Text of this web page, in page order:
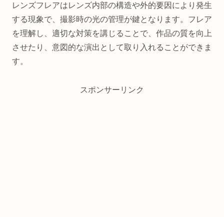
レンズフレアはレンズ内部の構造や外的要因により発生
する現象で、撮影時の光の管理が鍵となります。フレア
を理解し、適切な対策を講じることで、作品の質を向上
させたり、意図的な演出として取り入れることができま
す。
スポンサーリンク